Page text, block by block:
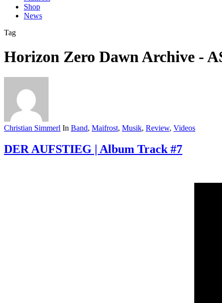
Shop
News
Tag
Horizon Zero Dawn Archive -
Christian Simmerl In Band, Maifrost, Musik, Review, Videos
DER AUFSTIEG | Album Track #7